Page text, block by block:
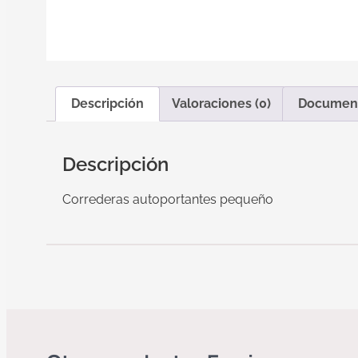
Descripción Valoraciones (0)
Descripción
Correderas autoportantes pequeño